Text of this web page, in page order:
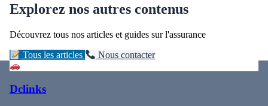
Explorez nos autres contenus
Découvrez tous nos articles et guides sur l'assurance
Tous les articles Nous contacter
Dclinks